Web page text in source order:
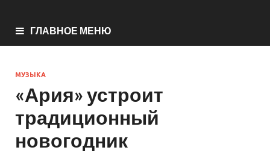
ГЛАВНОЕ МЕНЮ
МУЗЫКА
«Ария» устроит
традиционный
новогодник